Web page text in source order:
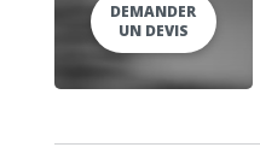
DEMANDER
UN DEVIS